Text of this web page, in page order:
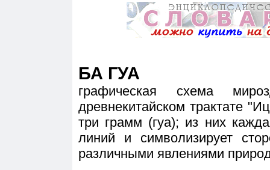
БА ГУА
графическая схема
древнекитайском трактате
три грамм (гуа); из них
линий и символизирует
различными явлениями